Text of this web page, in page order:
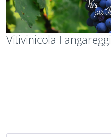
Vitivinicola Fangareggi